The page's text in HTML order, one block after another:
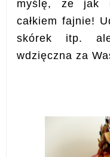
myślę, że jak
całkiem fajnie!
skórek itp.
wdzięczna za